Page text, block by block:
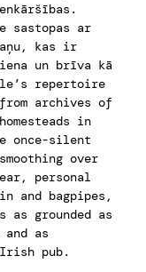
sastopas ar
kas ir
un brīva kā
repertoire
archives of
in
once-silent
over
personal
and bagpipes,
grounded as
as
pub.